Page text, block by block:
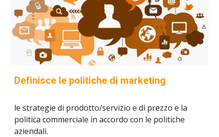
Definisce le politiche di marketing
le strategie di prodotto/servizio e di prezzo e la
politica commerciale in accordo con le politiche
aziendali.